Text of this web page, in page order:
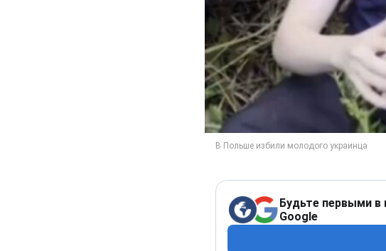
Будьте первыми в
Google